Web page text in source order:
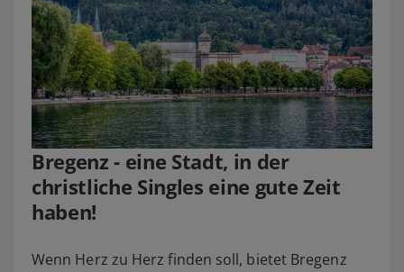
Bregenz - eine Stadt, in der
christliche Singles eine gute Zeit
haben!
Wenn Herz zu Herz finden soll, bietet Bregenz